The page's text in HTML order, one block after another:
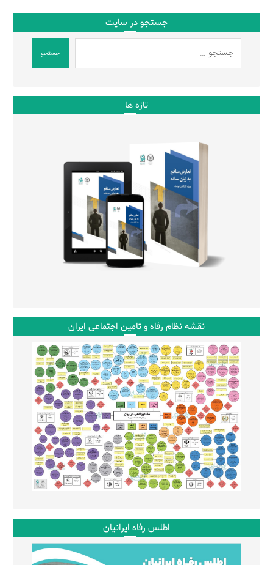
جستجو در سایت
جستجو
تازه ها
نقشه نظام رفاه و تامین اجتماعی ایران
اطلس رفاه ایرانیان